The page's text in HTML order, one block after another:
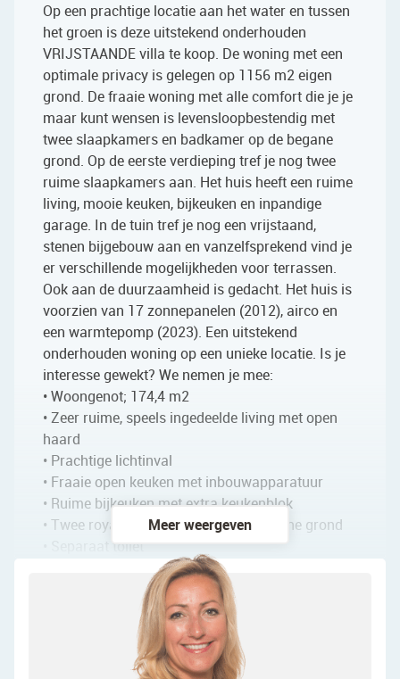
Op een prachtige locatie aan het water en tussen
het groen is deze uitstekend onderhouden
VRIJSTAANDE villa te koop. De woning met een
optimale privacy is gelegen op 1156 m2 eigen
grond. De fraaie woning met alle comfort die je je
maar kunt wensen is levensloopbestendig met
twee slaapkamers en badkamer op de begane
grond. Op de eerste verdieping tref je nog twee
ruime slaapkamers aan. Het huis heeft een ruime
living, mooie keuken, bijkeuken en inpandige
garage. In de tuin tref je nog een vrijstaand,
stenen bijgebouw aan en vanzelfsprekend vind je
er verschillende mogelijkheden voor terrassen.
Ook aan de duurzaamheid is gedacht. Het huis is
voorzien van 17 zonnepanelen (2012), airco en
een warmtepomp (2023). Een uitstekend
onderhouden woning op een unieke locatie. Is je
interesse gewekt? We nemen je mee:
• Woongenot; 174,4 m2
• Zeer ruime, speels ingedeelde living met open
haard
• Prachtige lichtinval
• Fraaie open keuken met inbouwapparatuur
• Ruime bijkeuken met extra keukenblok
• Twee royale slaapkamers op de begane grond
• Separaat toilet
• Stijlvolle badkamer met o.a. een ligbad
• Vide met op de eerste verdieping twee zeer
ruime slaapkamers
• Eén slaapkamer is voorzien van een wastafel
• Afgesloten wasruimte/berging
• Inpandige garage met eigen oprit
Meer weergeven